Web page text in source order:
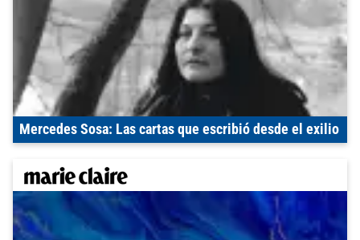
Mercedes Sosa: Las cartas que escribió desde el exilio